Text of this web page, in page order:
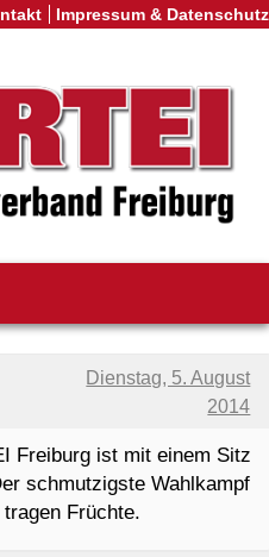
Dienstag, 5. August
2014
Freiburg ist mit einem Sitz
schmutzigste Wahlkampf
Früchte.
Impressum & Datenschutz